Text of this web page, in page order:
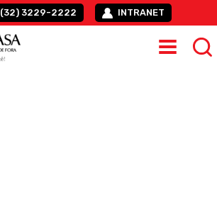
(32) 3229-2222 INTRANET